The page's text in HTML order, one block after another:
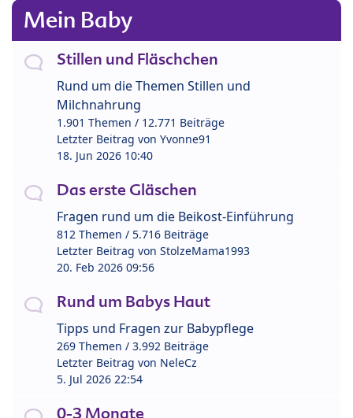
Mein Baby
Stillen und Fläschchen
Rund um die Themen Stillen und
Milchnahrung
1.901 Themen / 12.771 Beiträge
Letzter Beitrag von Yvonne91
18. Jun 2026 10:40
Das erste Gläschen
Fragen rund um die Beikost-Einführung
812 Themen / 5.716 Beiträge
Letzter Beitrag von StolzeMama1993
20. Feb 2026 09:56
Rund um Babys Haut
Tipps und Fragen zur Babypflege
269 Themen / 3.992 Beiträge
Letzter Beitrag von NeleCz
5. Jul 2026 22:54
0-3 Monate